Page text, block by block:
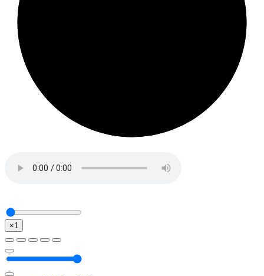
×1